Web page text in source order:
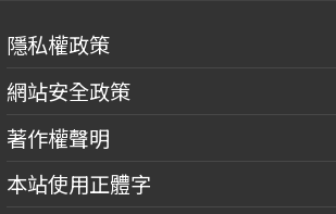
隱私權政策
網站安全政策
著作權聲明
本站使用正體字